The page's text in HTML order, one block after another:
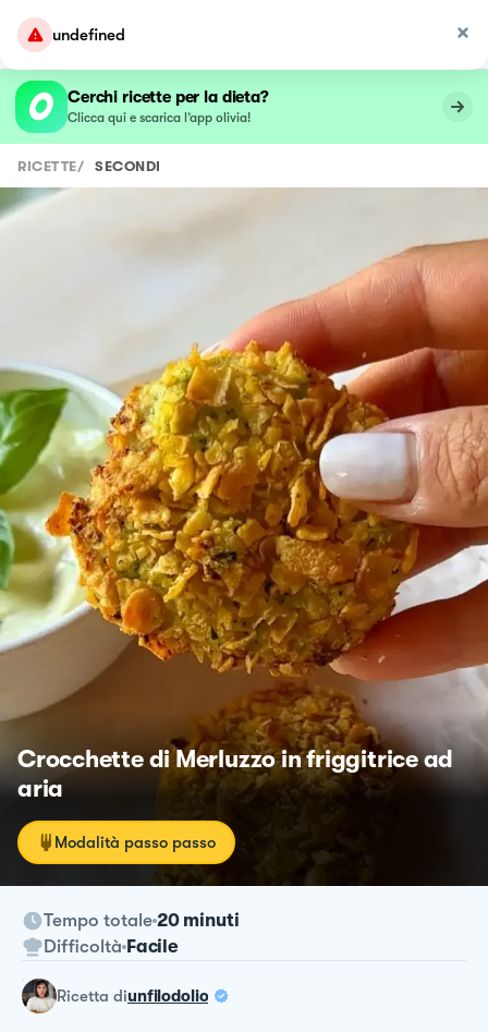
undefined
Cerchi ricette per la dieta?
Clicca qui e scarica l’app olivia!
RICETTE/ SECONDI
Crocchette di Merluzzo in friggitrice ad
aria
Modalità passo passo
Tempo totale 20 minuti
Difficoltà Facile
ricetta diunfilodolio